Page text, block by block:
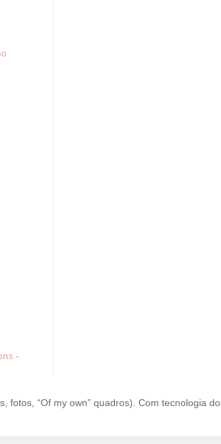
-
fotos, “Of my own” quadros). Com tecnologia do